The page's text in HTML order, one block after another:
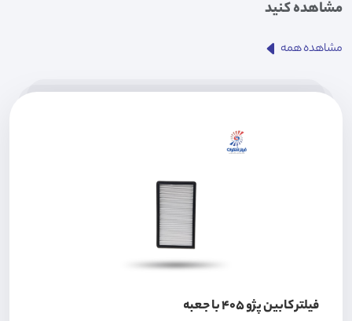
مشاهده کنید
مشاهده همه
فیلتر کابین پژو 405 با جعبه